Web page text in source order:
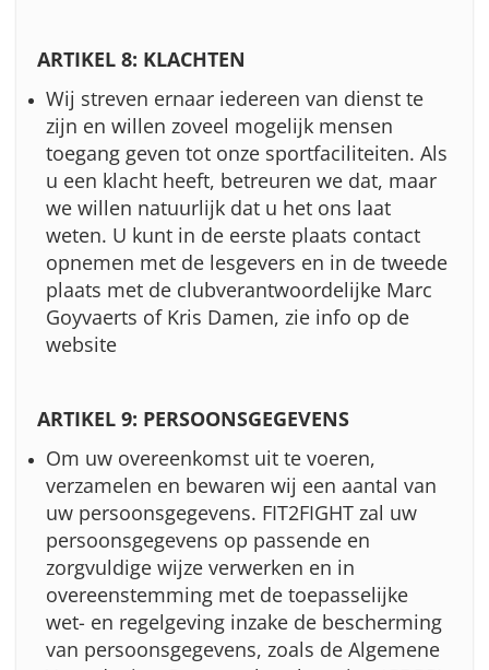
ARTIKEL 8: KLACHTEN
Wij streven ernaar iedereen van dienst te
zijn en willen zoveel mogelijk mensen
toegang geven tot onze sportfaciliteiten. Als
u een klacht heeft, betreuren we dat, maar
we willen natuurlijk dat u het ons laat
weten. U kunt in de eerste plaats contact
opnemen met de lesgevers en in de tweede
plaats met de clubverantwoordelijke Marc
Goyvaerts of Kris Damen, zie info op de
website
ARTIKEL 9: PERSOONSGEGEVENS
Om uw overeenkomst uit te voeren,
verzamelen en bewaren wij een aantal van
uw persoonsgegevens. FIT2FIGHT zal uw
persoonsgegevens op passende en
zorgvuldige wijze verwerken en in
overeenstemming met de toepasselijke
wet- en regelgeving inzake de bescherming
van persoonsgegevens, zoals de Algemene